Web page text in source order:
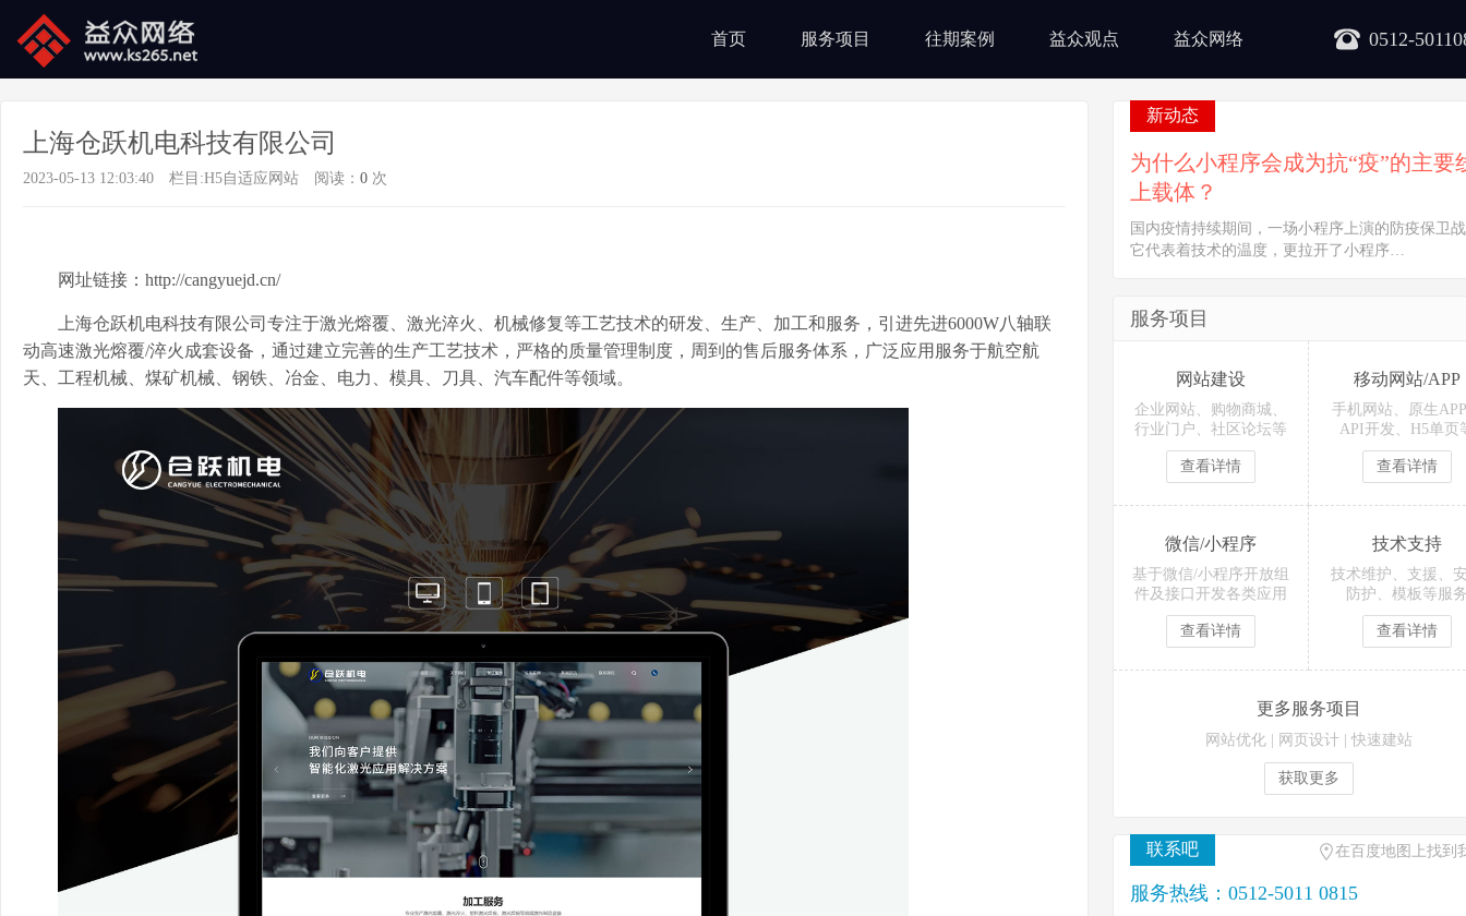
0512-
首页 服务项目 往期案例 益众观点 益众网络
上海仓跃机电科技有限公司
2023-05-13 12:03:40 栏目:H5自适应网站 阅读： 0 次
网址链接： http://cangyuejd.cn/
上海仓跃机电科技有限公司专注于激光熔覆、激光淬火、机械修复等工艺技术的研发、生产、加工和服务，引进先进6000W八轴联
动高速激光熔覆/淬火成套设备，通过建立完善的生产工艺技术，严格的质量管理制度，周到的售后服务体系，广泛应用服务于航空航
天、工程机械、煤矿机械、钢铁、冶金、电力、模具、刀具、汽车配件等领域。
新动态
为什么小程序会成为抗“疫”的主要
上载体？
国内疫情持续期间，一场小程序上演的防疫保卫
它代表着技术的温度，更拉开了小程序…
服务项目
网站建设
企业网站、购物商城、
行业门户、社区论坛等
查看详情
移动网站/APP
手机网站、原生
API开发、H5单页
查看详情
微信/小程序
基于微信/小程序开放组
件及接口开发各类应用
查看详情
技术支持
技术维护、支援、
防护、模板等服
查看详情
更多服务项目
网站优化 网页设计 快速建站
获取更多
联系吧 在百度地图上找到
服务热线：0512-5011 0815